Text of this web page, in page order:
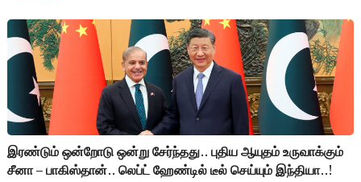
இரண்டும் ஒன்றோடு ஒன்று சேர்ந்தது.. புதிய ஆயுதம் உருவாக்கும்
சீனா – பாகிஸ்தான்.. லெப்ட் ஹேண்டில் டீல் செய்யும் இந்தியா..!